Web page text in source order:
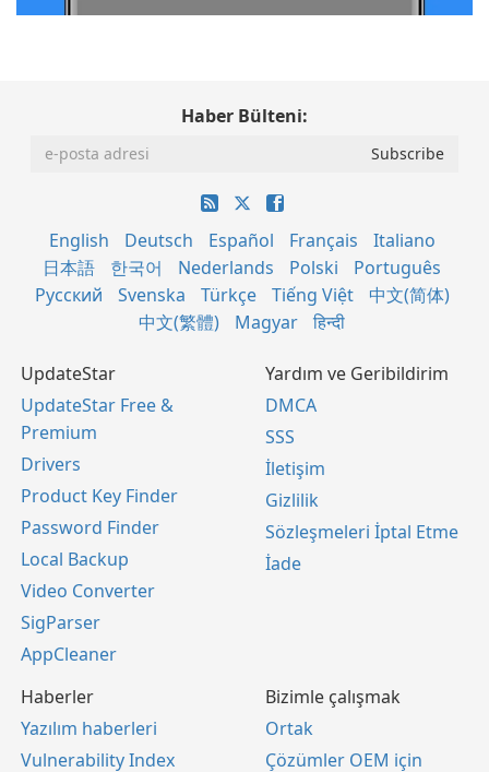
Haber Bülteni:
English Deutsch Español Français
Italiano
日本語
한국어 Nederlands Polski
Português
Русский
Svenska Türkçe Tiếng Việt
中文(简体)
中文(繁體)
Magyar हिन्दी
UpdateStar
UpdateStar Free &
Premium
Drivers
Product Key Finder
Password Finder
Local Backup
Video Converter
SigParser
AppCleaner
Yardım ve Geribildirim
DMCA
SSS
İletişim
Gizlilik
Sözleşmeleri İptal Etme
İade
Haberler
Yazılım haberleri
Vulnerability Index
Bizimle çalışmak
Ortak
Çözümler OEM için